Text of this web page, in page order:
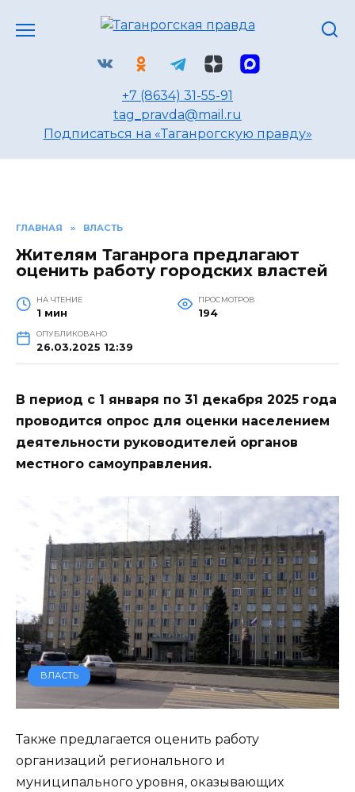
+7 (8634) 31-55-91
tag_pravda@mail.ru
Подписаться на «Таганрогскую правду»
ГЛАВНАЯ » ВЛАСТЬ
Жителям Таганрога предлагают
оценить работу городских властей
НА ЧТЕНИЕ
1 мин
ПРОСМОТРОВ
194
ОПУБЛИКОВАНО
26.03.2025 12:39
В период с 1 января по 31 декабря 2025 года
проводится опрос для оценки населением
деятельности руководителей органов
местного самоуправления.
ВЛАСТЬ
Также предлагается оценить работу
организаций регионального и
муниципального уровня, оказывающих